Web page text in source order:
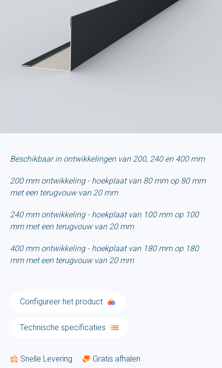
Beschikbaar in ontwikkelingen van 200, 240 en 400 mm
200 mm ontwikkeling - hoekplaat van 80 mm op 80 mm
met een terugvouw van 20 mm
240 mm ontwikkeling - hoekplaat van 100 mm op 100
mm met een terugvouw van 20 mm
400 mm ontwikkeling - hoekplaat van 180 mm op 180
mm met een terugvouw van 20 mm
Configureer het product
Technische specificaties
Snelle Levering Gratis afhalen